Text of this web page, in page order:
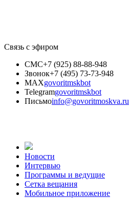
Связь с эфиром
СМС+7 (925) 88-88-948
Звонок+7 (495) 73-73-948
MAXgovoritmskbot
Telegramgovoritmskbot
Письмоinfo@govoritmoskva.ru
Новости
Интервью
Программы и ведущие
Сетка вещания
Мобильное приложение